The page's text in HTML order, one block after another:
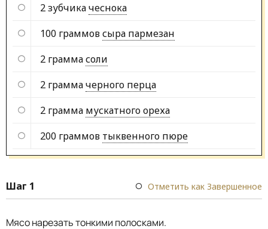
2 зубчикачеснока
100 граммовсыра пармезан
2 граммасоли
2 граммачерного перца
2 грамма мускатного ореха
200 граммов тыквенного пюре
Шаг 1 Отметить как Завершенное
Мясо нарезать тонкими полосками.